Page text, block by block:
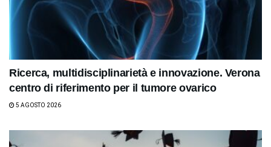
Ricerca, multidisciplinarietà e innovazione. Verona
centro di riferimento per il tumore ovarico
5 AGOSTO 2026